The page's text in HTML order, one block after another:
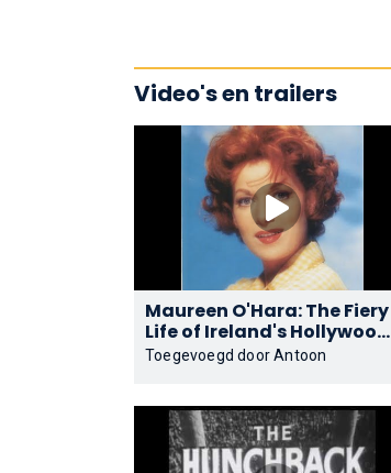
Video's en trailers
Maureen O'Hara: The Fiery
Life of Ireland's Hollywood
Star. (Jerry Skinner
Toegevoegd door Antoon